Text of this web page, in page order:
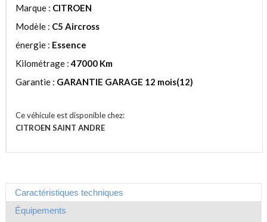
Marque : CITROEN
Modèle : C5 Aircross
énergie : Essence
Kilométrage :47000 Km
Garantie : GARANTIE GARAGE 12 mois(12)
Ce véhicule est disponible chez:
CITROEN SAINT ANDRE
Caractéristiques techniques
Équipements